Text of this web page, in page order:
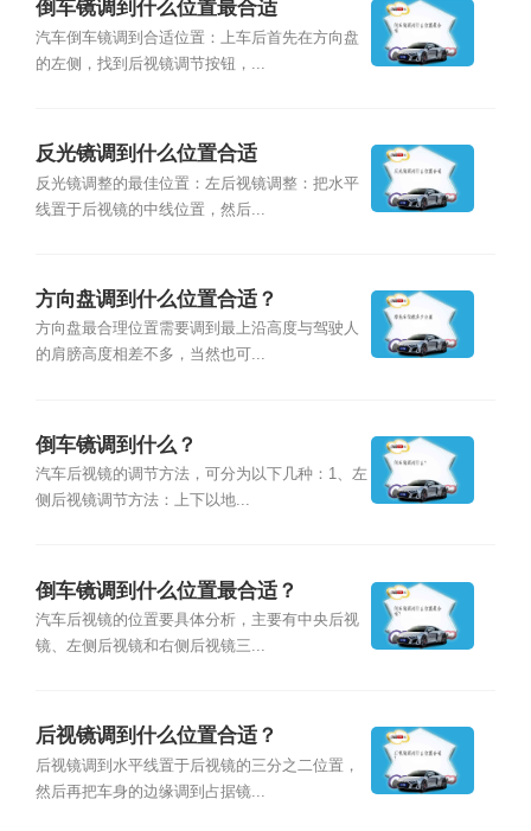
倒车镜调到什么位置最合适
汽车倒车镜调到合适位置：上车后首先在方向盘
的左侧，找到后视镜调节按钮，...
反光镜调到什么位置合适
反光镜调整的最佳位置：左后视镜调整：把水平
线置于后视镜的中线位置，然后...
方向盘调到什么位置合适？
方向盘最合理位置需要调到最上沿高度与驾驶人
的肩膀高度相差不多，当然也可...
倒车镜调到什么？
汽车后视镜的调节方法，可分为以下几种：1、左
侧后视镜调节方法：上下以地...
倒车镜调到什么位置最合适？
汽车后视镜的位置要具体分析，主要有中央后视
镜、左侧后视镜和右侧后视镜三...
后视镜调到什么位置合适？
后视镜调到水平线置于后视镜的三分之二位置，
然后再把车身的边缘调到占据镜...